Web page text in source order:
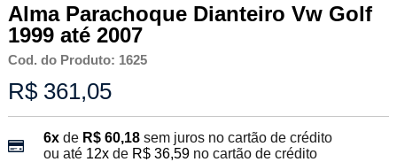
Alma Parachoque Dianteiro Vw Golf
1999 até 2007
Cod. do Produto: 1625
R$ 361,05
6xde R$ 60,18 sem juros no cartão de crédito
ou até 12xde R$ 36,59no cartão de crédito